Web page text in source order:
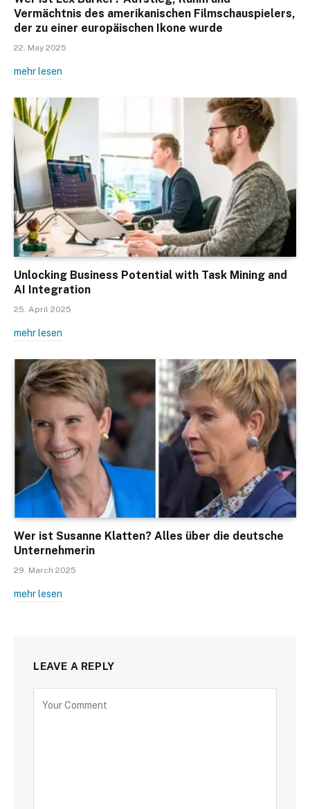
Vermächtnis des amerikanischen Filmschauspielers,
der zu einer europäischen Ikone wurde
22. May 2025
mehr lesen
Unlocking Business Potential with Task Mining and
AI Integration
25. April 2025
mehr lesen
Wer ist Susanne Klatten? Alles über die deutsche
Unternehmerin
29. March 2025
mehr lesen
LEAVE A REPLY